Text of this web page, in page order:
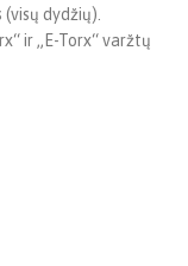
dydžių).
ir „E-Torx“ varžtų